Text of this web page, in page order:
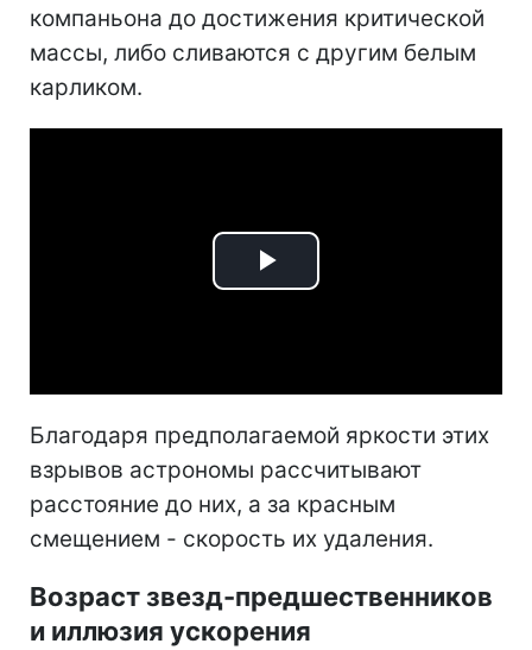
компаньона до достижения критической
массы, либо сливаются с другим белым
карликом.
Play
Благодаря предполагаемой яркости этих
взрывов астрономы рассчитывают
расстояние до них, а за красным
смещением - скорость их удаления.
Возраст звезд-предшественников
и иллюзия ускорения